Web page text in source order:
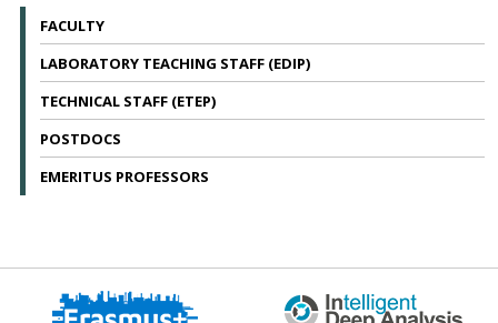
FACULTY
LABORATORY TEACHING STAFF (EDIP)
TECHNICAL STAFF (ETEP)
POSTDOCS
EMERITUS PROFESSORS